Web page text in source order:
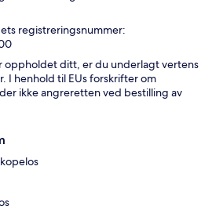
registreringsnummer:
oppholdet ditt, er du underlagt vertens
I henhold til EUs forskrifter om
ikke angreretten ved bestilling av